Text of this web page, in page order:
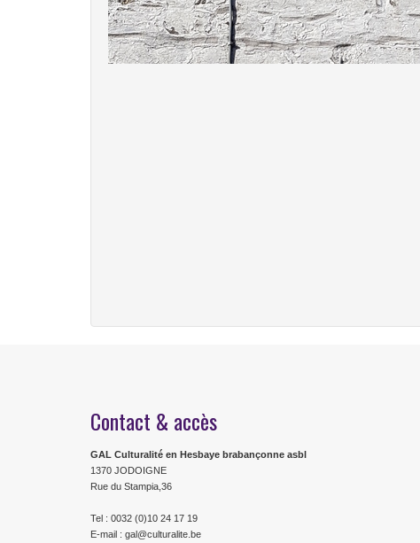
Contact & accès
GAL Culturalité en Hesbaye brabançonne asbl
1370 JODOIGNE
Rue du Stampia,36
Tel : 0032 (0)10 24 17 19
E-mail : gal@culturalite.be